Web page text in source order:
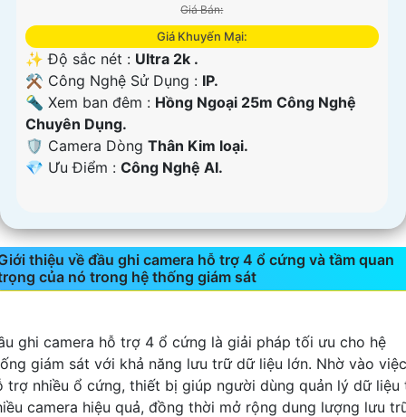
Giá Bán:
Giá Khuyến Mại:
✨ Độ sắc nét : Ultra 2k .
⚒ Công Nghệ Sử Dụng : IP.
🔦 Xem ban đêm : Hồng Ngoại 25m Công Nghệ
Chuyên Dụng.
🛡 Camera Dòng Thân Kim loại.
️💎 Ưu Điểm : Công Nghệ AI.
thiệu về đầu ghi camera hỗ trợ 4 ổ cứng và tầm quan
của nó trong hệ thống giám sát
ghi camera hỗ trợ 4 ổ cứng là giải pháp tối ưu cho hệ
giám sát với khả năng lưu trữ dữ liệu lớn. Nhờ vào việc
trợ nhiều ổ cứng, thiết bị giúp người dùng quản lý dữ liệu
camera hiệu quả, đồng thời mở rộng dung lượng lưu